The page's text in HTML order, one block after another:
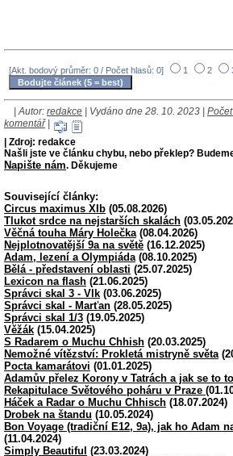
[Akt. bodový průměr: 0 / Počet hlasů: 0] 1 2
| Autor: redakce | Vydáno dne 28. 10. 2023 |
komentář|
| Zdroj: redakce
Našli jste ve článku chybu, nebo překlep?
Napište nám. Děkujeme
Související články:
Circus maximus XIb (05.08.2026)
Tlukot srdce na nejstarších skalách
Věčná touha Máry Holečka(08.04.2026)
Nejplotnovatější 9a na světě (16.12.2025)
Adam, lezení a Olympiáda(08.10.2025)
Bělá - představení oblasti (25.07.2025)
Lexicon na flash (21.06.2025)
Správci skal 3 - Vlk (03.06.2025)
Správci skal - Marťan (28.05.2025)
Správci skal 1/3 (19.05.2025)
Věžák (15.04.2025)
S Radarem o Muchu Chhish (20.03.2025)
Nemožné vítězství: Prokletá mistryně světa
Pocta kamarátovi (01.01.2025)
Adamův přelez Korony v Tatrách a jak se to
Rekapitulace Světového poháru v Praze
Háček a Radar o Muchu Chhisch (18.07.2024)
Drobek na štandu (10.05.2024)
Bon Voyage (tradiční E12, 9a), jak ho Adam
(11.04.2024)
Simply Beautiful (23.03.2024)